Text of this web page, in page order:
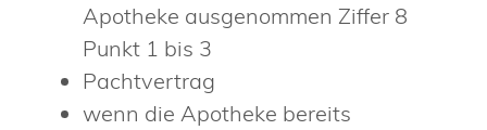
Apotheke ausgenommen Ziffer 8
Punkt 1 bis 3
Pachtvertrag
wenn die Apotheke bereits